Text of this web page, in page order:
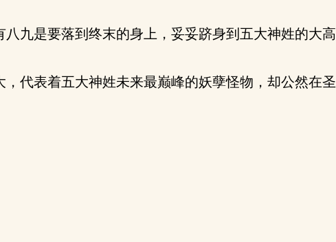
九是要落到终末的身上，妥妥跻身到五大神姓的大高
代表着五大神姓未来最巅峰的妖孽怪物，却公然在圣